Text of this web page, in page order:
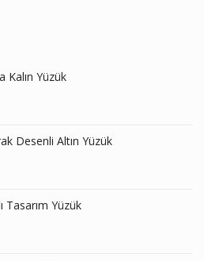
Kalın Yüzük
Desenli Altın Yüzük
Tasarım Yüzük